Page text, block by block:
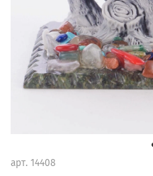
арт. 14408